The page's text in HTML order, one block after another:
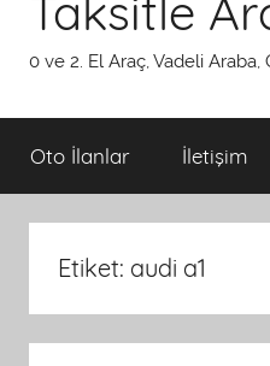
0 ve 2. El Araç, Vadeli
Oto İlanlar İletişim
Etiket: audi a1